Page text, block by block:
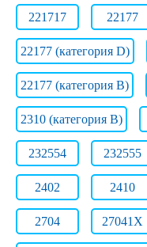
221717 22177
22177 (категория D)
22177 (категория В)
2310 (категория B)
232554 232555
2402 2410
2704 27041Х